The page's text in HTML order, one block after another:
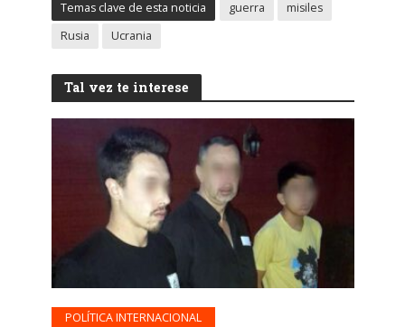
Temas clave de esta noticia guerra
misiles
Rusia
Ucrania
Tal vez te interese
POLÍTICA INTERNACIONAL